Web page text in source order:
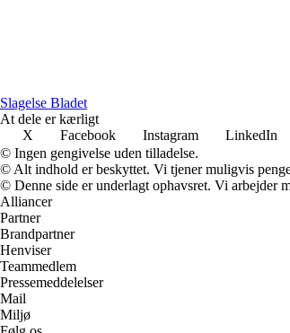
Slagelse Bladet
At dele er kærligt
X
Facebook Instagram LinkedIn
© Ingen gengivelse uden tilladelse.
© Alt indhold er beskyttet. Vi tjener muligvis
© Denne side er underlagt ophavsret. Vi arbejder
Alliancer
Partner
Brandpartner
Henviser
Teammedlem
Pressemeddelelser
Mail
Miljø